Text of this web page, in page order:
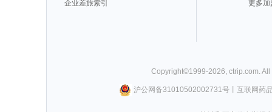
企业差旅索引
更多加
Copyright©1999-2026, ctrip.com.
沪公网备31010502002731号丨 互联网药